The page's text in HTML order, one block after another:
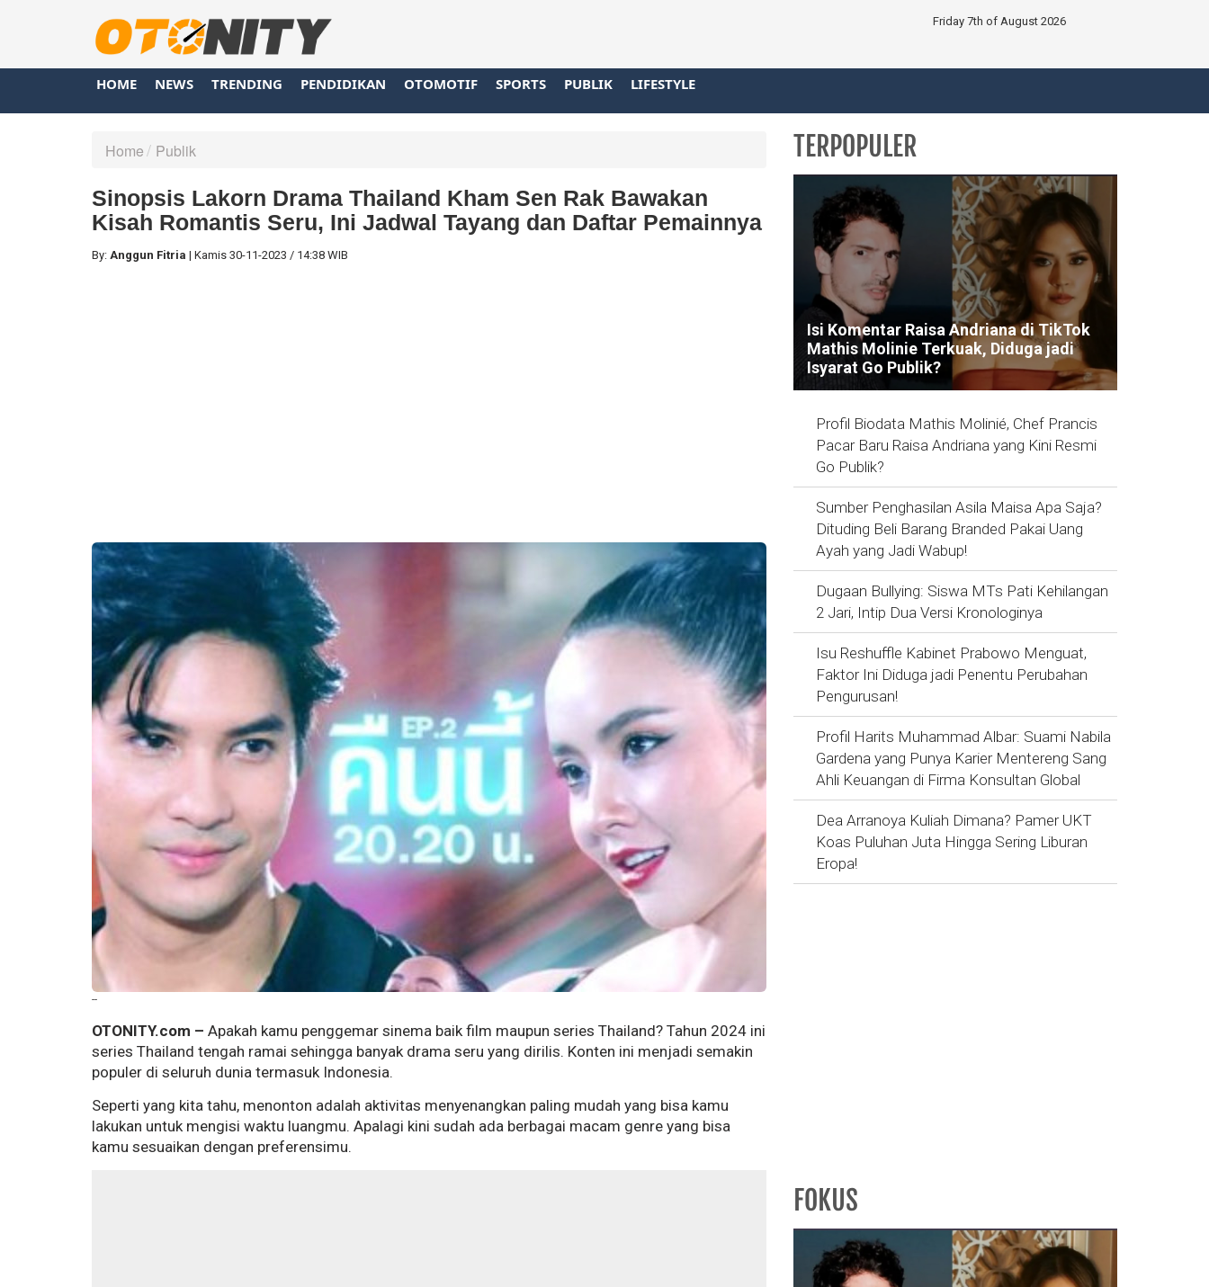
Friday 7th of August 2026
HOME NEWS TRENDING PENDIDIKAN OTOMOTIF SPORTS PUBLIK LIFESTYLE
Home Publik
Sinopsis Lakorn Drama Thailand Kham Sen Rak Bawakan
Kisah Romantis Seru, Ini Jadwal Tayang dan Daftar Pemainnya
By: Anggun Fitria | Kamis 30-11-2023 / 14:38 WIB
--
OTONITY.com – Apakah kamu penggemar sinema baik film maupun series Thailand? Tahun 2024 ini
series Thailand tengah ramai sehingga banyak drama seru yang dirilis. Konten ini menjadi semakin
populer di seluruh dunia termasuk Indonesia.
Seperti yang kita tahu, menonton adalah aktivitas menyenangkan paling mudah yang bisa kamu
lakukan untuk mengisi waktu luangmu. Apalagi kini sudah ada berbagai macam genre yang bisa
kamu sesuaikan dengan preferensimu.
TERPOPULER
Isi Komentar Raisa Andriana di TikTok
Mathis Molinie Terkuak, Diduga jadi
Isyarat Go Publik?
Profil Biodata Mathis Molinié, Chef Prancis
Pacar Baru Raisa Andriana yang Kini Resmi
Go Publik?
Sumber Penghasilan Asila Maisa Apa Saja?
Dituding Beli Barang Branded Pakai Uang
Ayah yang Jadi Wabup!
Dugaan Bullying: Siswa MTs Pati Kehilangan
2 Jari, Intip Dua Versi Kronologinya
Isu Reshuffle Kabinet Prabowo Menguat,
Faktor Ini Diduga jadi Penentu Perubahan
Pengurusan!
Profil Harits Muhammad Albar: Suami Nabila
Gardena yang Punya Karier Mentereng Sang
Ahli Keuangan di Firma Konsultan Global
Dea Arranoya Kuliah Dimana? Pamer UKT
Koas Puluhan Juta Hingga Sering Liburan
Eropa!
FOKUS